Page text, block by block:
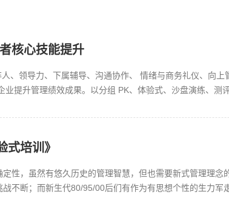
核心技能提升
、领导力、下属辅导、沟通协作、 情绪与商务礼仪、向上
提升管理绩效成果。以分组 PK、体验式、沙盘演练、测
培训》
性，虽然有悠久历史的管理智慧，但也需要新式管理理念
不断；而新生代80/95/00后们有作为有思想个性的生力军